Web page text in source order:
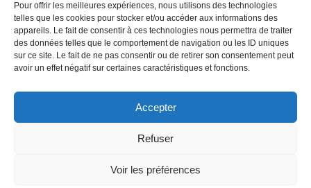
Pour offrir les meilleures expériences, nous utilisons des technologies
telles que les cookies pour stocker et/ou accéder aux informations des
appareils. Le fait de consentir à ces technologies nous permettra de traiter
des données telles que le comportement de navigation ou les ID uniques
sur ce site. Le fait de ne pas consentir ou de retirer son consentement peut
avoir un effet négatif sur certaines caractéristiques et fonctions.
Accepter
Refuser
Voir les préférences
Le regard et la voix Pièce pour enfant Sans paroles
Secondaire séances tous les exercices
Tous les exercices de théâtre
inc.